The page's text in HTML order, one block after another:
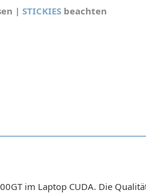
| STICKIES beachten
im Laptop CUDA. Die